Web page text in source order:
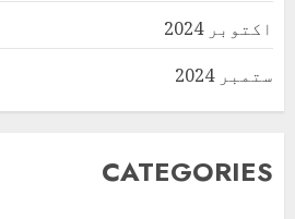
اکتوبر 2024
ستمبر 2024
CATEGORIES